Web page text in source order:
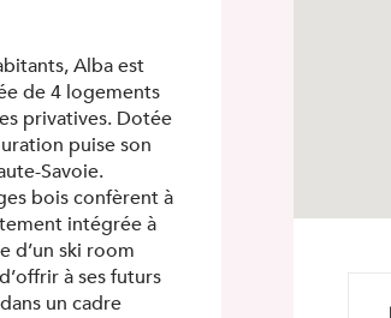
Alba est
de 4 logements
privatives. Dotée
puise son
Savoie.
bois confèrent à
intégrée à
d’un ski room
à ses futurs
un cadre